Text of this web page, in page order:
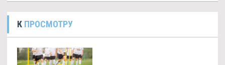
К ПРОСМОТРУ